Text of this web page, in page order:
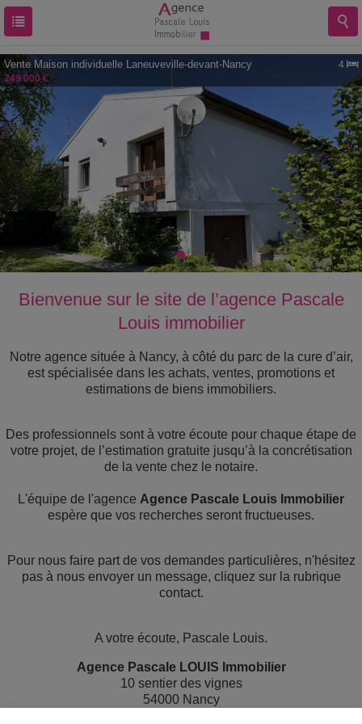
Vente Maison individuelle Laneuveville-devant-Nancy
4
249 000 €
Bienvenue sur le site de l’agence Pascale
Louis immobilier
Notre agence située à Nancy, à côté du parc de la cure d’air,
est spécialisée dans les achats, ventes, promotions et
estimations de biens immobiliers.
Des professionnels sont à votre écoute pour chaque étape de
votre projet, de l’estimation gratuite jusqu’à la concrétisation
de la vente chez le notaire.
L'équipe de l'agence Agence Pascale Louis Immobilier
espère que vos recherches seront fructueuses.
Pour nous faire part de vos demandes particulières, n'hésitez
pas à nous envoyer un message, cliquez sur la rubrique
contact.
A votre écoute, Pascale Louis.
Agence Pascale LOUIS Immobilier
10 sentier des vignes
54000 Nancy